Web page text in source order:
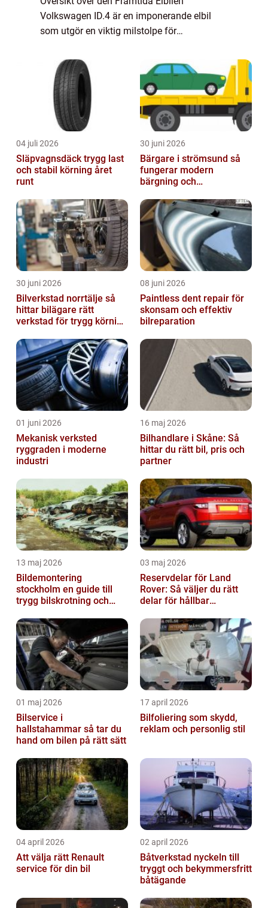
Volkswagen ID.4 är en imponerande elbil
som utgör en viktig milstolpe för
fordonsflotta. Den erbjuder en kombination
av stil...
04 juli 2026
Släpvagnsdäck trygg last
och stabil körning året
runt
30 juni 2026
Bärgare i strömsund så
fungerar modern
bärgning och
30 juni 2026
Bilverkstad norrtälje så
hittar bilägare rätt
verkstad för trygg körning
08 juni 2026
Paintless dent repair för
skonsam och effektiv
bilreparation
01 juni 2026
Mekanisk verksted
ryggraden i moderne
industri
16 maj 2026
Bilhandlare i Skåne: Så
hittar du rätt bil, pris och
partner
13 maj 2026
Bildemontering
stockholm en guide till
trygg bilskrotning och
03 maj 2026
Reservdelar för Land
Rover: Så väljer du rätt
delar för hållbar
01 maj 2026
Bilservice i
hallstahammar så tar du
hand om bilen på rätt sätt
17 april 2026
Bilfoliering som skydd,
reklam och personlig stil
04 april 2026
Att välja rätt Renault
service för din bil
02 april 2026
Båtverkstad nyckeln till
tryggt och bekymmersfritt
båtägande